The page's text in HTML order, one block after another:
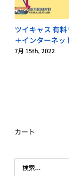
ツイキャス 有
＋インターネッ
7月 15th, 2022
カート